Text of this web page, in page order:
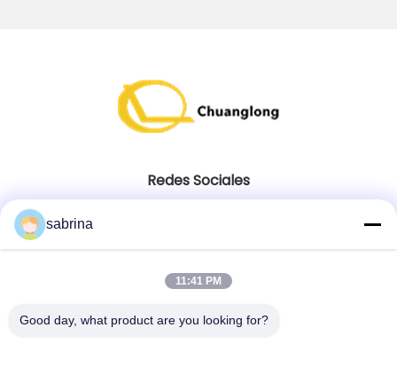
Redes Sociales
86--18138781425-8619925601378
sabrina
11:41 PM
Good day, what product are you looking for?